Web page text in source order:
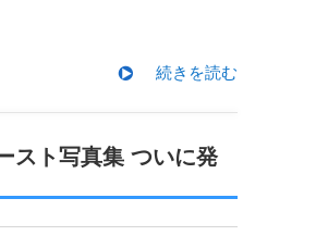
続きを読む
スト写真集 ついに発